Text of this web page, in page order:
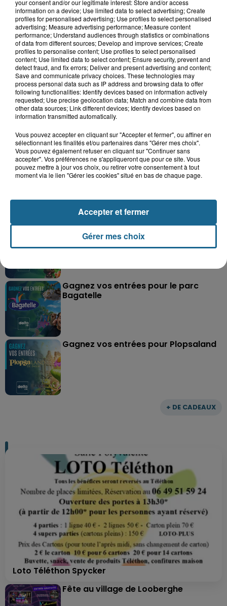
A GAGNER
+ DE CADEAUX
Grand jeu de l'été : les cabines de plages
Gagnez vos entrées pour Dennlys
Gagnez vos entrées pour le parc
Bagatelle
Gagnez vos entrées pour Plopsaland
Loto Téléthon Spycker
Fête au village de Looberghe
your consent and/or our legitimate interest: Store and/or access
information on a device; Use limited data to select advertising; Create
profiles for personalised advertising; Use profiles to select personalised
advertising; Measure advertising performance; Measure content
performance; Understand audiences through statistics or combinations
of data from different sources; Develop and improve services; Create
profiles to personalise content; Use profiles to select personalised
content; Use limited data to select content; Ensure security, prevent and
detect fraud, and fix errors; Deliver and present advertising and content;
Save and communicate privacy choices. These technologies may
process personal data such as IP address and browsing data to offer
following functionalities: Identify devices based on information actively
requested; Use precise geolocation data; Match and combine data from
other data sources; Link different devices; Identify devices based on
information transmitted automatically.
Vous pouvez accepter en cliquant sur "Accepter et fermer", ou affiner en
sélectionnant les finalités et/ou partenaires dans "Gérer mes choix".
Vous pouvez également refuser en cliquant sur "Continuer sans
accepter". Vos préférences ne s'appliqueront que pour ce site. Vous
pouvez mettre à jour vos choix, ou retirer votre consentement à tout
moment via le lien "Gérer les cookies" situé en bas de chaque page.
Gérer mes choix
Accepter et fermer